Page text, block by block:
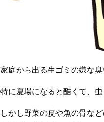
家庭から出る生ゴミの嫌な
特に夏場になると酷くて、
しかし野菜の皮や魚の骨な